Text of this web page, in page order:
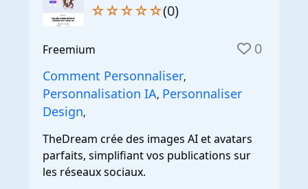
☆☆☆☆☆(0)
Freemium 0
Comment Personnaliser,
Personnalisation IA, Personnaliser
Design,
TheDream crée des images AI et avatars
parfaits, simplifiant vos publications sur
les réseaux sociaux.